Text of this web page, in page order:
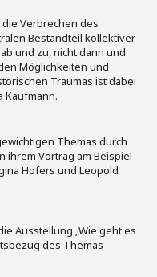
Verbrechen des
Bestandteil kollektiver
und zu, nicht dann und
Möglichkeiten und
Traumas ist dabei
Kaufmann.
Themas durch
ihrem Vortrag am Beispiel
Hofers und Leopold
Ausstellung „Wie geht es
des Themas